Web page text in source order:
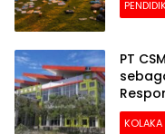
PT
KOLAKA